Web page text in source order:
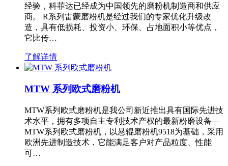
经验，科菲达已经成为中国领先的磨粉机制造商和供应
商。 R系列雷蒙磨粉机是经过我们的专家优化升级改
造，具有低损耗、投资小、环保、占地面积小等优点，
它比传…
了解详情
MTW 系列欧式磨粉机
MTW系列欧式磨粉机是我公司新近推出具有国际先进技
术水平，拥有多项自主专利技术产权的最新粉磨设备—
MTW系列欧式磨粉机，以悬辊磨粉机9518为基础，采用
欧洲先进制造技术，它能满足客户对产品粒度、性能
可…